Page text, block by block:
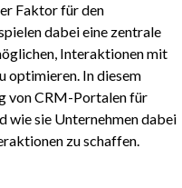
Faktor für den
dabei eine zentrale
Interaktionen mit
optimieren. In diesem
von CRM-Portalen für
wie sie Unternehmen dabei
zu schaffen.